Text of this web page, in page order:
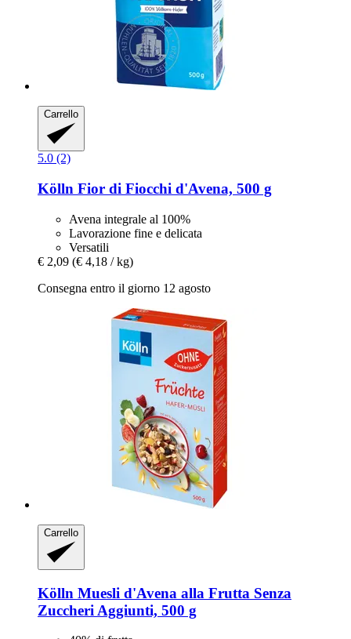
Carrello
5.0 (2)
Kölln Fior di Fiocchi d'Avena, 500 g
Avena integrale al 100%
Lavorazione fine e delicata
Versatili
€ 2,09 (€ 4,18 / kg)
Consegna entro il giorno 12 agosto
Carrello
Kölln Muesli d'Avena alla Frutta Senza
Zuccheri Aggiunti, 500 g